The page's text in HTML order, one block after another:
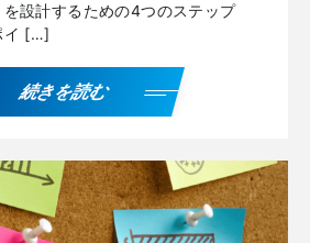
設計するための4つのステップ
イ […]
続きを読む